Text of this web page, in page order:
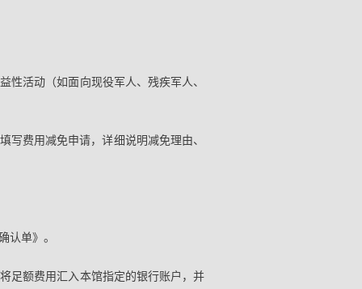
性活动（如面向现役军人、残疾军人、
写费用减免申请，详细说明减免理由、
认单》。
足额费用汇入本馆指定的银行账户，并